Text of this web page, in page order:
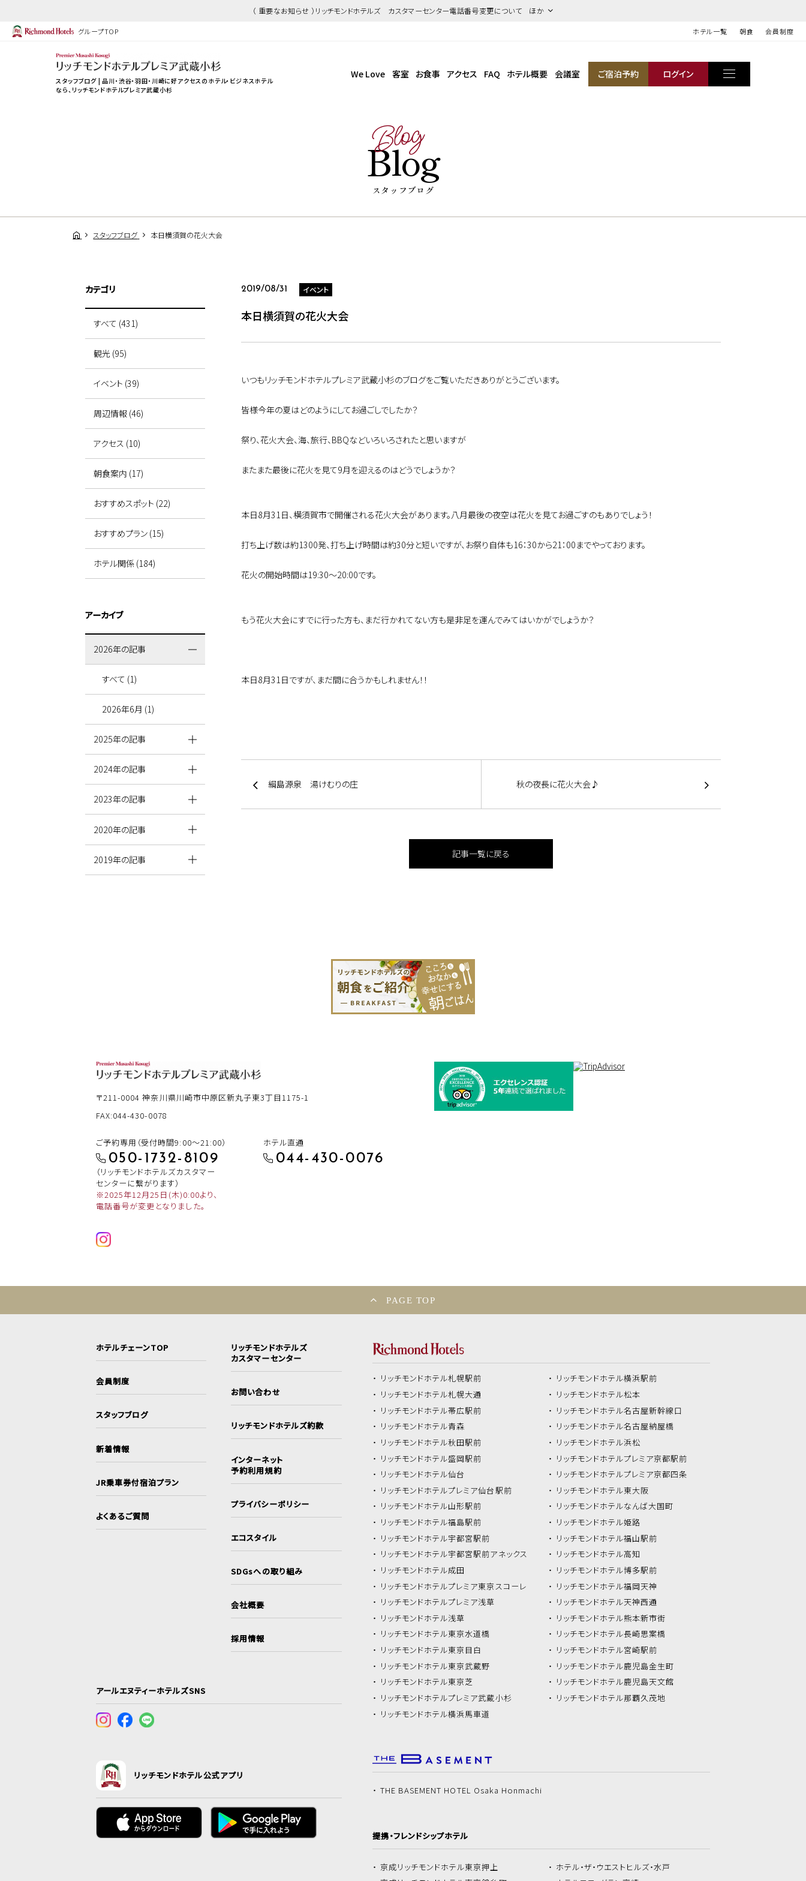
（ 重要なお知らせ ）リッチモンドホテルズ カスタマーセンター電話番号変更について ほか
グループTOP ホテル一覧 朝食 会員制度
スタッフブログ | 品川・渋谷・羽田・川崎に好アクセスのホテル・ビジネスホテル
なら、 リッチモンドホテルプレミア武蔵小杉
We Love 客室 お食事 アクセス FAQ ホテル概要 会議室 ご宿泊予約 ログイン
Blog
Blog
スタッフブログ
スタッフブログ 本日横須賀の花火大会
2019/08/31 イベント
本日横須賀の花火大会
いつもリッチモンドホテルプレミア武蔵小杉のブログをご覧いただきありがとうございます。
皆様今年の夏はどのようにしてお過ごしでしたか？
祭り、花火大会、海、旅行、BBQなどいろいろされたと思いますが
またまた最後に花火を見て9月を迎えるのはどうでしょうか？
本日8月31日、横須賀市で開催される花火大会があります。八月最後の夜空は花火を見てお過ごすのもありでしょう！
打ち上げ数は約1300発、打ち上げ時間は約30分と短いですが、お祭り自体も16：30から21：00までやっております。
花火の開始時間は19:30～20:00です。
もう花火大会にすでに行った方も、まだ行かれてない方も是非足を運んでみてはいかがでしょうか？
本日8月31日ですが、まだ間に合うかもしれません！！
綱島源泉 湯けむりの庄 秋の夜長に花火大会♪
記事一覧に戻る
カテゴリ
すべて (431)
観光 (95)
イベント (39)
周辺情報 (46)
アクセス (10)
朝食案内 (17)
おすすめスポット (22)
おすすめプラン (15)
ホテル関係 (184)
アーカイブ
2026年の記事
すべて (1)
2026年6月 (1)
2025年の記事
2024年の記事
2023年の記事
2020年の記事
2019年の記事
〒211-0004神奈川県川崎市中原区新丸子東3丁目1175-1
FAX:044-430-0078
ご予約専用（受付時間9:00～21:00）
050-1732-8109
（リッチモンドホテルズカスタマー
センターに繋がります）
※2025年12月25日(木)0:00より、
電話番号が変更となりました。
ホテル直通
044-430-0076
PAGE TOP
ホテルチェーンTOP
会員制度
スタッフブログ
新着情報
JR乗車券付宿泊プラン
よくあるご質問
リッチモンドホテルズ
カスタマーセンター
お問い合わせ
リッチモンドホテルズ約款
インターネット
予約利用規約
プライバシーポリシー
エコスタイル
SDGsへの取り組み
会社概要
採用情報
アールエヌティーホテルズSNS
リッチモンドホテル公式アプリ
リッチモンドホテル札幌駅前
リッチモンドホテル札幌大通
リッチモンドホテル帯広駅前
リッチモンドホテル青森
リッチモンドホテル秋田駅前
リッチモンドホテル盛岡駅前
リッチモンドホテル仙台
リッチモンドホテルプレミア仙台駅前
リッチモンドホテル山形駅前
リッチモンドホテル福島駅前
リッチモンドホテル宇都宮駅前
リッチモンドホテル宇都宮駅前アネックス
リッチモンドホテル成田
リッチモンドホテルプレミア東京スコーレ
リッチモンドホテルプレミア浅草
リッチモンドホテル浅草
リッチモンドホテル東京水道橋
リッチモンドホテル東京目白
リッチモンドホテル東京武蔵野
リッチモンドホテル東京芝
リッチモンドホテルプレミア武蔵小杉
リッチモンドホテル横浜馬車道
リッチモンドホテル横浜駅前
リッチモンドホテル松本
リッチモンドホテル名古屋新幹線口
リッチモンドホテル名古屋納屋橋
リッチモンドホテル浜松
リッチモンドホテルプレミア京都駅前
リッチモンドホテルプレミア京都四条
リッチモンドホテル東大阪
リッチモンドホテルなんば大国町
リッチモンドホテル姫路
リッチモンドホテル福山駅前
リッチモンドホテル高知
リッチモンドホテル博多駅前
リッチモンドホテル福岡天神
リッチモンドホテル天神西通
リッチモンドホテル熊本新市街
リッチモンドホテル長崎思案橋
リッチモンドホテル宮崎駅前
リッチモンドホテル鹿児島金生町
リッチモンドホテル鹿児島天文館
リッチモンドホテル那覇久茂地
THE BASEMENT HOTEL Osaka Honmachi
提携・フレンドシップホテル
京成リッチモンドホテル東京押上 ホテル・ザ・ ウエストヒルズ・水戸